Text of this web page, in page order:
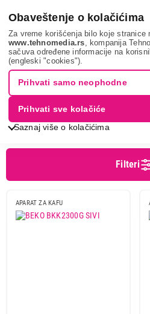
Obaveštenje o kolačićima
Za vreme korišćenja bilo koje stranice
www.tehnomedia.rs , kompanija
sačuva određene informacije na
(engleski "cookies").
Saznaj više o kolačićima
Prihvati samo neophodne
Prihvati sve kolačiće
Mali kuhinjski aparati Aparati
Cena od
APARATI ZA DOMAĆU
Sortiranje
Filteri
APARAT ZA KAFU